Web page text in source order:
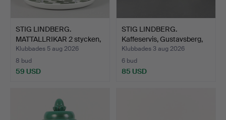
STIG LINDBERG.
MATTALLRIKAR 2 stycken,
Gus…
Klubbades 5 aug 2026
8 bud
59 USD
STIG LINDBERG.
Kaffeservis, Gustavsberg,
"…
Klubbades 3 aug 2026
6 bud
85 USD